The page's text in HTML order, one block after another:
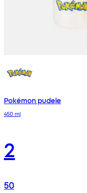
Pokémon pudele
450 ml
2
50